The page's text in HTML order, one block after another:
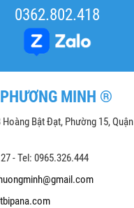
0362.802.418
MINH ®
Bật Đạt, Phường 15,
- Tel: 0965.326.444